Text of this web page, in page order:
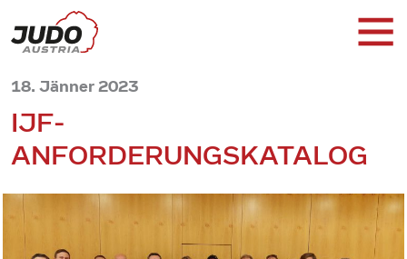
18. Jänner 2023
IJF-
ANFORDERUNGSKATALOG